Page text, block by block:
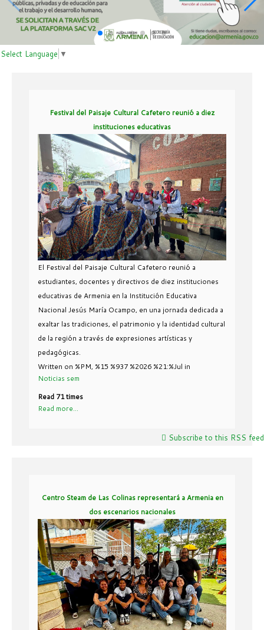
Select Language ▼
Festival del Paisaje Cultural Cafetero reunió a diez
instituciones educativas
El Festival del Paisaje Cultural Cafetero reunió a
estudiantes, docentes y directivos de diez instituciones
educativas de Armenia en la Institución Educativa
Nacional Jesús María Ocampo, en una jornada dedicada a
exaltar las tradiciones, el patrimonio y la identidad cultural
de la región a través de expresiones artísticas y
pedagógicas.
Written on %PM, %15 %937 %2026 %21:%Jul in
Noticias sem
Read 71 times
Read more...
Subscribe to this RSS feed
Centro Steam de Las Colinas representará a Armenia en
dos escenarios nacionales